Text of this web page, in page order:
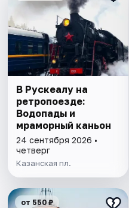
В Рускеалу на
ретропоезде:
Водопады и
мраморный каньон
24 сентября 2026 •
четверг
Казанская пл.
от 550 ₽